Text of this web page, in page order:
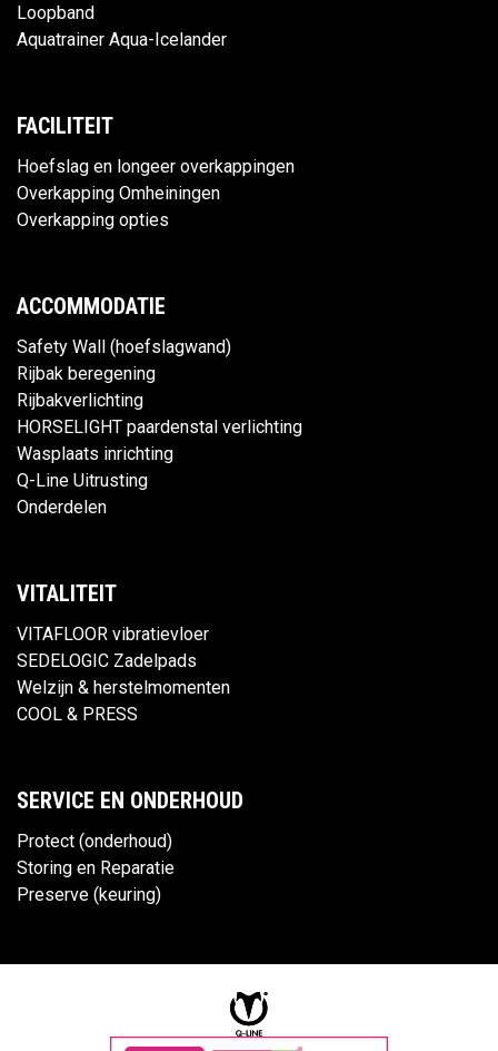
Loopband
Aquatrainer Aqua-Icelander
FACILITEIT
Hoefslag en longeer overkappingen
Overkapping Omheiningen
Overkapping opties
ACCOMMODATIE
Safety Wall (hoefslagwand)
Rijbak beregening
Rijbakverlichting
HORSELIGHT paardenstal verlichting
Wasplaats inrichting
Q-Line Uitrusting
Onderdelen
VITALITEIT
VITAFLOOR vibratievloer
SEDELOGIC Zadelpads
Welzijn & herstelmomenten
COOL & PRESS
SERVICE EN ONDERHOUD
Protect (onderhoud)
Storing en Reparatie
Preserve (keuring)